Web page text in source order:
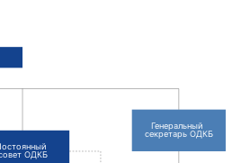
ОДКБ
Генеральный
секретарь ОДКБ